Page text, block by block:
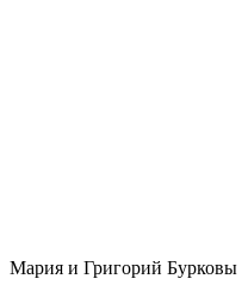
Мария и Григорий Бурковы